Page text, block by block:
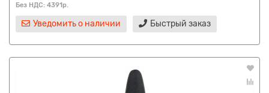
Без НДС: 4391р.
Уведомить о наличии Быстрый заказ